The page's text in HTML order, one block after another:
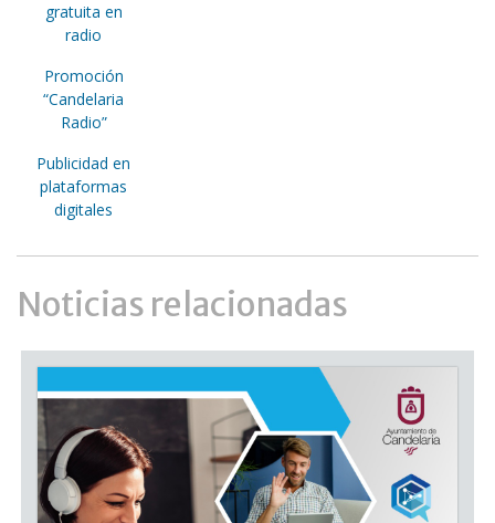
gratuita en
radio
Promoción
“Candelaria
Radio”
Publicidad en
plataformas
digitales
Noticias relacionadas